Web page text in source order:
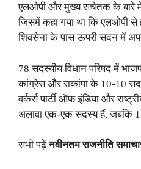
एलओपी और मुख्य सचेतक के बारे में
जिसमें कहा गया था कि एलओपी से
शिवसेना के पास ऊपरी सदन में
78 सदस्यीय विधान परिषद में
कांग्रेस और राकांपा के 10-10
वर्कर्स पार्टी ऑफ इंडिया और
अलावा एक-एक सदस्य हैं, जबकि
सभी पढ़ेंनवीनतम राजनीति